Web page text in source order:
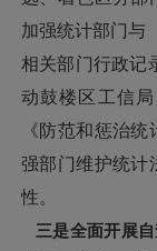
加强统计部门与
相关部门行政记
动鼓楼区工信
《防范和惩治
强部门维护统计
性。
三是全面开展自